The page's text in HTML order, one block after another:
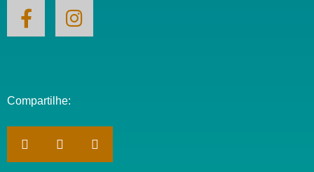
Compartilhe: